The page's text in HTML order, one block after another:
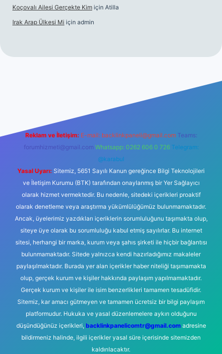
Koçovalı Ailesi Gerçekte Kim için Atilla
Irak Arap Ülkesi Mi için admin
Reklam ve İletişim: E-mail: backlinkpaneli@gmail.com Teams:
forumhizmeti@gmail.com Whatsapp: 0262 606 0 726 Telegram:
@karabul
Yasal Uyarı: Sitemiz, 5651 Sayılı Kanun gereğince Bilgi Teknolojileri
ve İletişim Kurumu (BTK) tarafından onaylanmış bir Yer Sağlayıcı
olarak hizmet vermektedir. Bu nedenle, sitedeki içerikleri proaktif
olarak denetleme veya araştırma yükümlülüğümüz bulunmamaktadır.
Ancak, üyelerimiz yazdıkları içeriklerin sorumluluğunu taşımakta olup,
siteye üye olarak bu sorumluluğu kabul etmiş sayılırlar. Bu internet
sitesi, herhangi bir marka, kurum veya şahıs şirketi ile hiçbir bağlantısı
bulunmamaktadır. Sitede yalnızca kendi hazırladığımız makaleler
paylaşılmaktadır. Burada yer alan içerikler haber niteliği taşımamakta
olup, gerçek kurum ve kişiler hakkında paylaşım yapılmamaktadır.
Gerçek kurum ve kişiler ile isim benzerlikleri tamamen tesadüfidir.
Sitemiz, kar amacı gütmeyen ve tamamen ücretsiz bir bilgi paylaşım
platformudur. Hukuka ve yasal düzenlemelere aykırı olduğunu
düşündüğünüz içerikleri, backlinkpanelicomtr@gmail.comadresine
bildirmeniz halinde, ilgili içerikler yasal süre içerisinde sitemizden
kaldırılacaktır.